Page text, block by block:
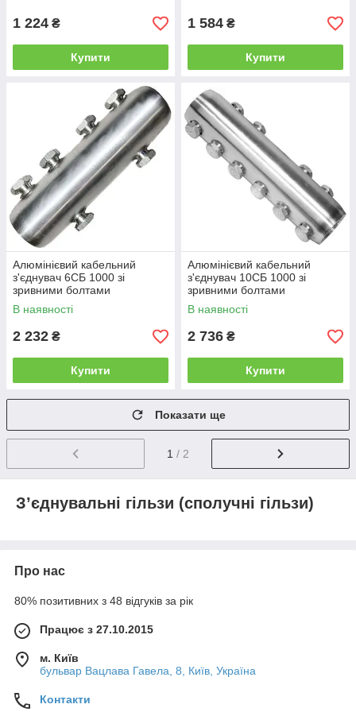
1 224 ₴
Купити
1 584 ₴
Купити
Алюмінієвий кабельний
з'єднувач 6СБ 1000 зі
зривними болтами
В наявності
2 232 ₴
Купити
Алюмінієвий кабельний
з'єднувач 10СБ 1000 зі
зривними болтами
В наявності
2 736 ₴
Купити
Показати ще
1 / 2
З’єднувальні гільзи (сполучні гільзи)
Про нас
80% позитивних з 48 відгуків за рік
Працює з 27.10.2015
м. Київ
бульвар Вацлава Гавела, 8, Київ, Україна
Контакти